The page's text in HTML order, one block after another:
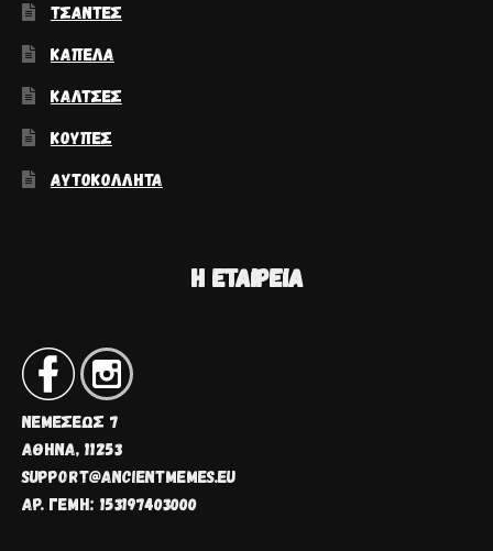
ΤΣΆΝΤΕΣ
ΚΑΠΈΛΑ
ΚΆΛΤΣΕΣ
ΚΟΎΠΕΣ
ΑΥΤΟΚΌΛΛΗΤΑ
Η ΕΤΑΙΡΕΊΑ
ΝΕΜΈΣΕΩΣ 7
ΑΘΗΝΑ, 11253
SUPPORT@ANCIENTMEMES.EU
ΑΡ. ΓΕΜΗ: 153197403000